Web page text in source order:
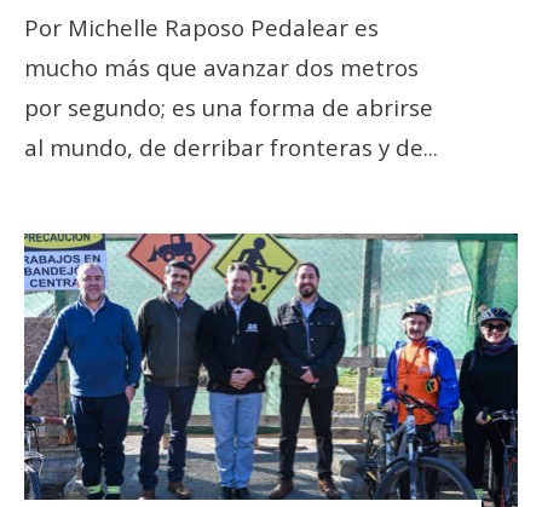
Por Michelle Raposo Pedalear es
mucho más que avanzar dos metros
por segundo; es una forma de abrirse
al mundo, de derribar fronteras y de...